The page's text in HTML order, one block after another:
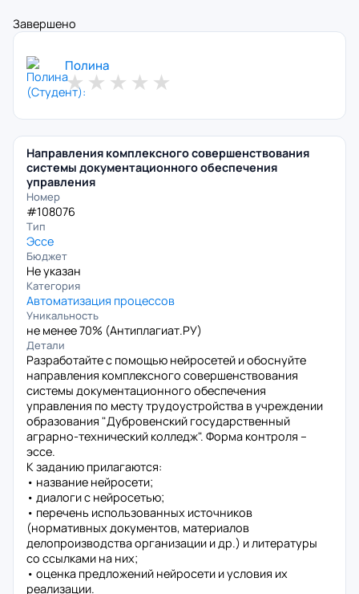
Завершено
Полина
★ ★ ★ ★ ★
Направления комплексного совершенствования
системы документационного обеспечения
управления
Номер
#108076
Тип
Эссе
Бюджет
Не указан
Категория
Автоматизация процессов
Уникальность
не менее 70% (Антиплагиат.РУ)
Детали
Разработайте с помощью нейросетей и обоснуйте
направления комплексного совершенствования
системы документационного обеспечения
управления по месту трудоустройства в учреждении
образования "Дубровенский государственный
аграрно-технический колледж". Форма контроля –
эссе.
К заданию прилагаются:
• название нейросети;
• диалоги с нейросетью;
• перечень использованных источников
(нормативных документов, материалов
делопроизводства организации и др.) и литературы
со ссылками на них;
• оценка предложений нейросети и условия их
реализации.